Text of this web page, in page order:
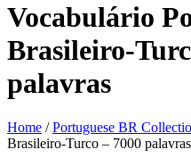
Vocabulário
Brasileiro-
palavras
Home /Portuguese BR
Brasileiro-Turco – 7000 palavras